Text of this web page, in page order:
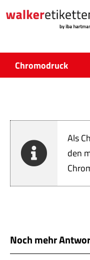
Inhalt
Chromodruck
Als
den
Noch mehr